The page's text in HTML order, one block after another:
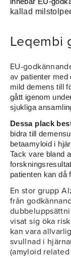
innebär EU-
kallad
Leqembi
EU-
av patienter
mild demens till
gått igenom
sjukliga
Dessa plack
bidra till
betaamyloid i
Tack vare bland
patienten kan då
En stor grupp
från
visat sig öka
kan vara
svullnad i
(amyloid